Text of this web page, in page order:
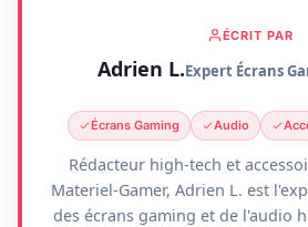
ÉCRIT PAR
Adrien L.Expert Écrans
Écrans Gaming Audio
Rédacteur high-tech et
Materiel-Gamer, Adrien L. est
des écrans gaming et de l'audio